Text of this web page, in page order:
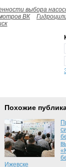
выбора
ВК
Похожие
Ижевске